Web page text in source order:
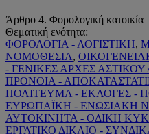
Άρθρο 4. Φορολογική κατοικία
Θεματική ενότητα:
ΦΟΡΟΛΟΓΙΑ - ΛΟΓΙΣΤΙΚΗ,
ΝΟΜΟΘΕΣΙΑ,
- ΓΕΝΙΚΕΣ ΑΡΧΕΣ ΑΣΤΙΚΟΥ
ΠΡΟΝΟΙΑ -
ΠΟΛΙΤΕΥΜΑ - ΕΚΛΟΓΕΣ -
ΕΥΡΩΠΑΪΚΗ - ΕΝΩΣΙΑΚΗ
ΑΥΤΟΚΙΝΗΤΑ - ΟΔΙΚΗ
ΕΡΓΑΤΙΚΟ ΔΙΚΑΙΟ -